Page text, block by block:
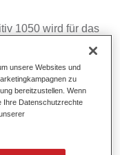
1050 wird für das
relative Luftfeuchten
geeignet.
bei mittlerer
unsere Websites und
zu
bereitzustellen. Wenn
Ihre Datenschutzrechte